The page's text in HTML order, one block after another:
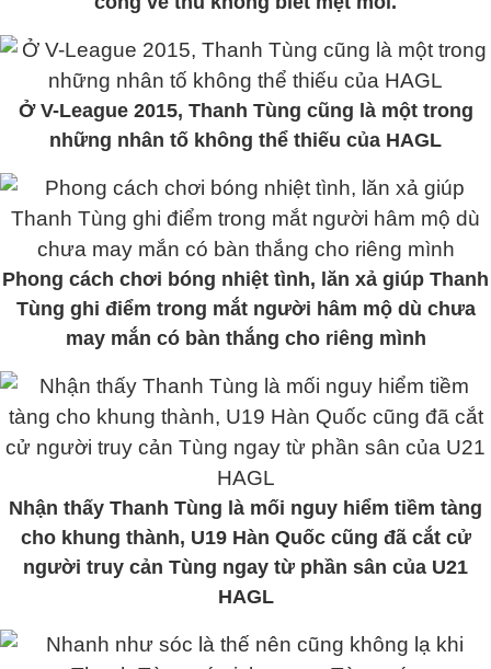
Ở V-League 2015, Thanh Tùng cũng là một trong
những nhân tố không thể thiếu của HAGL
Phong cách chơi bóng nhiệt tình, lăn xả giúp Thanh
Tùng ghi điểm trong mắt người hâm mộ dù chưa
may mắn có bàn thắng cho riêng mình
Nhận thấy Thanh Tùng là mối nguy hiểm tiềm tàng
cho khung thành, U19 Hàn Quốc cũng đã cắt cử
người truy cản Tùng ngay từ phần sân của U21
HAGL